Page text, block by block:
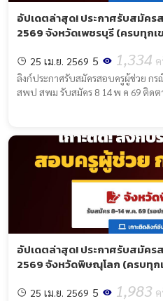
อัปเดตล่าสุด! ประกาศรับสมัค
2569 จังหวัดเพชรบุรี (ครบทุกเ
25 เม.ย. 2569 5 1,334 ค
ลิงก์ประกาศรับสมัครสอบครูผู้ช่วย ก
สพป สพม รับสมัคร 8 14 พ ค 69 ติด
อัปเดตล่าสุด! ประกาศรับสมัค
2569 จังหวัดพิษณุโลก (ครบทุก
25 เม.ย. 2569 5 1,983 ค